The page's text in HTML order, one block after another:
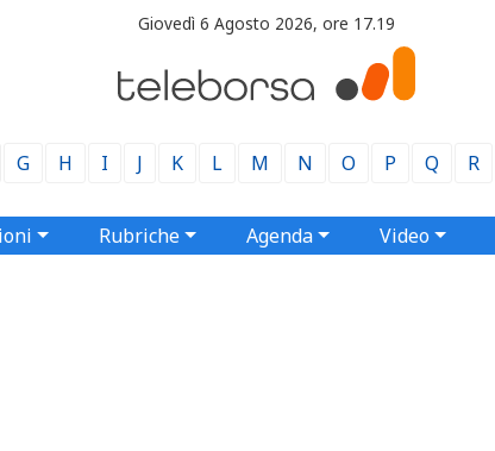
Giovedì 6 Agosto 2026, ore 17.19
G H I J K L M N O P Q R
Rubriche Agenda Video